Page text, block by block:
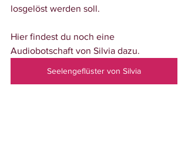
losgelöst werden soll.
Hier findest du noch eine
Audiobotschaft von Silvia dazu.
Seelengeflüster von Silvia